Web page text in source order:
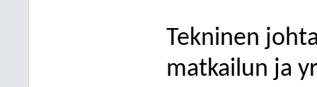
Tekninen
matkailun ja